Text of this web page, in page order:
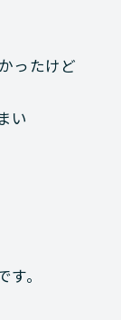
ったけど
い
。